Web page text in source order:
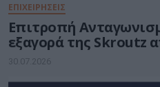
ΕΠΙΧΕΙΡΗΣΕΙΣ
Επιτροπή
εξαγορά της Skroutz
30.07.2026